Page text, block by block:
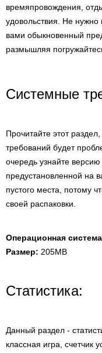
времяпровождения,
удовольствия. Не нужно
вами обыкновенный
размышляя
Системные
Прочитайте этот
требований будет
очередь узнайте
предустановленной на
пустого места, потому
своей распаковки.
Операционная
Размер: 205MB
Статистика:
Данный раздел -
классная игра, счетчик